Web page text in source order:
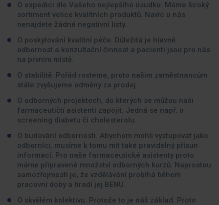
O expedici dle Vašeho nejlepšího úsudku. Máme široký
sortiment velice kvalitních produktů. Navíc u nás
nenajdete žádné negativní listy.
O poskytování kvalitní péče. Důležitá je hlavně
odbornost a konzultační činnost a pacienti jsou pro nás
na prvním místě.
O stabilitě. Pořád rosteme, proto našim zaměstnancům
stále zvyšujeme odměny za prodej.
O odborných projektech, do kterých se můžou naši
farmaceutičtí asistenti zapojit. Jedná se např. o
screening diabetu či cholesterolu.
O budování odbornosti. Abychom mohli vystupovat jako
odborníci, musíme k tomu mít také pravidelný přísun
informací. Pro naše farmaceutické asistenty proto
máme připravené množství odborných kurzů. Naprostou
samozřejmostí je, že vzdělávání probíhá během
pracovní doby a hradí jej BENU.
O skvělém kolektivu. Protože to je náš základ. Proto